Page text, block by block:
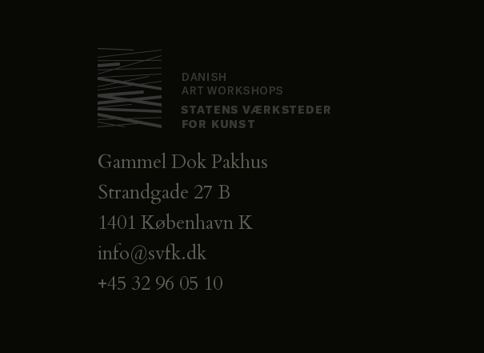
Gammel Dok Pakhus
Strandgade 27 B
1401 København K
info@svfk.dk
+45 32 96 05 10